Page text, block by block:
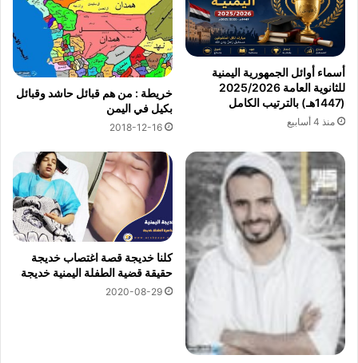
أسماء أوائل الجمهورية اليمنية
للثانوية العامة 2025/2026
(1447هـ) بالترتيب الكامل
منذ 4 أسابيع
خريطة : من هم قبائل حاشد وقبائل
بكيل في اليمن
2018-12-16
كلنا خديجة قصة اغتصاب خديجة
حقيقة قضية الطفلة اليمنية خديجة
2020-08-29